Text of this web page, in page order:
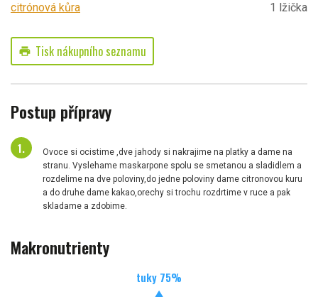
citrónová kůra
1 lžička
print Tisk nákupního seznamu
Postup přípravy
Ovoce si ocistime ,dve jahody si nakrajime na platky a dame na
stranu. Vyslehame maskarpone spolu se smetanou a sladidlem a
rozdelime na dve poloviny,do jedne poloviny dame citronovou kuru
a do druhe dame kakao,orechy si trochu rozdrtime v ruce a pak
skladame a zdobime.
Makronutrienty
tuky 75%